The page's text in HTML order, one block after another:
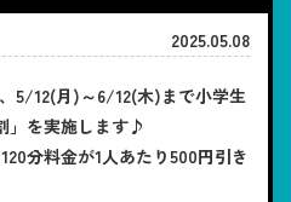
2025.05.08
5/12(月)～6/12(木)まで小学生
」を実施します♪
分料金が1人あたり500円引き